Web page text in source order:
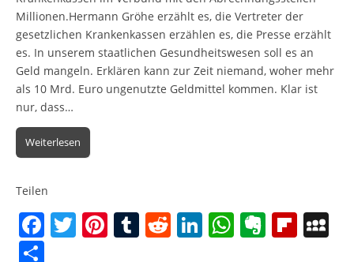
Millionen.Hermann Gröhe erzählt es, die Vertreter der
gesetzlichen Krankenkassen erzählen es, die Presse erzählt
es. In unserem staatlichen Gesundheitswesen soll es an
Geld mangeln. Erklären kann zur Zeit niemand, woher mehr
als 10 Mrd. Euro ungenutzte Geldmittel kommen. Klar ist
nur, dass…
Weiterlesen
Teilen
F T Pi T R Li W E Fl